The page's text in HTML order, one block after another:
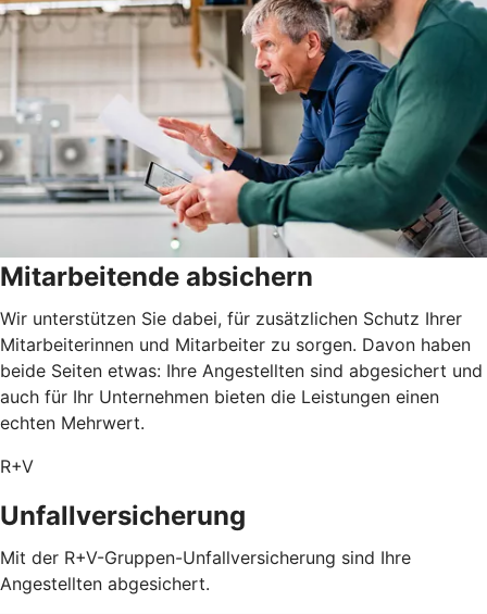
Mitarbeitende absichern
Wir unterstützen Sie dabei, für zusätzlichen Schutz Ihrer
Mitarbeiterinnen und Mitarbeiter zu sorgen. Davon haben
beide Seiten etwas: Ihre Angestellten sind abgesichert und
auch für Ihr Unternehmen bieten die Leistungen einen
echten Mehrwert.
R+V
Unfallversicherung
Mit der R+V-Gruppen-Unfallversicherung sind Ihre
Angestellten abgesichert.